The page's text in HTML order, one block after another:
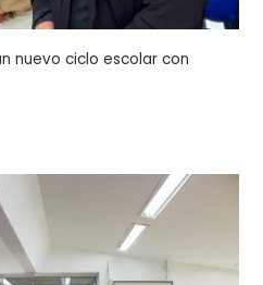
nuevo ciclo escolar con